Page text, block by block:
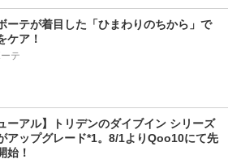
ーテが着目した「ひまわりのちから」で
ケア！
テ
ーアル】トリデンのダイブイン シリーズ
アップグレード*1。8/1よりQoo10にて先
始！